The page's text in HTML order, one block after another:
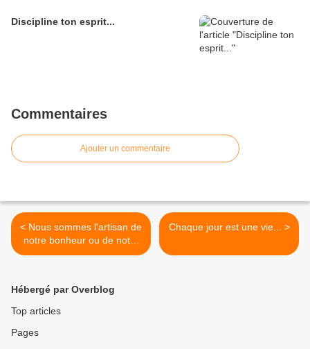
Discipline ton esprit...
Commentaires
Ajouter un commentaire
< Nous sommes l'artisan de
notre bonheur ou de notre
malheur...
Chaque jour est une vie... >
Hébergé par Overblog
Top articles
Pages